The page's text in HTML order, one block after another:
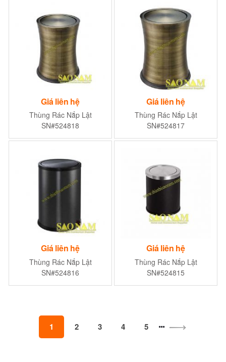
Giá liên hệ
Thùng Rác Nắp Lật
SN#524818
Giá liên hệ
Thùng Rác Nắp Lật
SN#524817
Giá liên hệ
Thùng Rác Nắp Lật
SN#524816
Giá liên hệ
Thùng Rác Nắp Lật
SN#524815
1 2 3 4 5